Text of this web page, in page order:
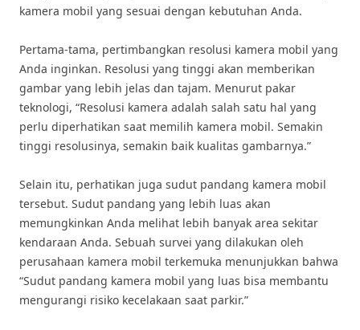
kamera mobil yang sesuai dengan kebutuhan Anda.
Pertama-tama, pertimbangkan resolusi kamera mobil yang
Anda inginkan. Resolusi yang tinggi akan memberikan
gambar yang lebih jelas dan tajam. Menurut pakar
teknologi, “Resolusi kamera adalah salah satu hal yang
perlu diperhatikan saat memilih kamera mobil. Semakin
tinggi resolusinya, semakin baik kualitas gambarnya.”
Selain itu, perhatikan juga sudut pandang kamera mobil
tersebut. Sudut pandang yang lebih luas akan
memungkinkan Anda melihat lebih banyak area sekitar
kendaraan Anda. Sebuah survei yang dilakukan oleh
perusahaan kamera mobil terkemuka menunjukkan bahwa
“Sudut pandang kamera mobil yang luas bisa membantu
mengurangi risiko kecelakaan saat parkir.”